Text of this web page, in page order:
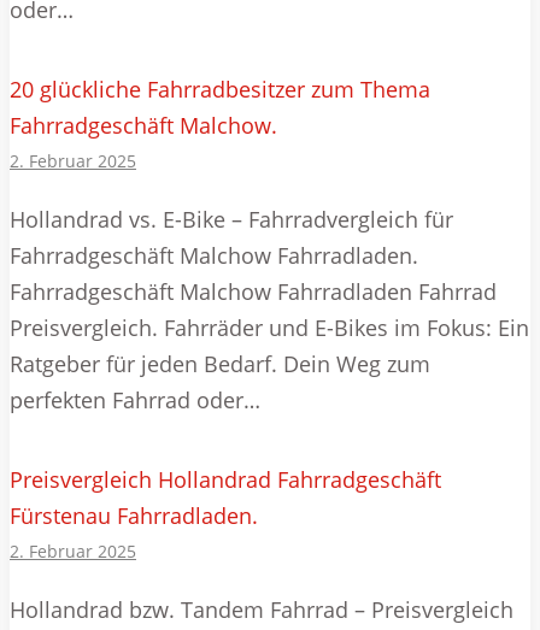
oder…
20 glückliche Fahrradbesitzer zum Thema
Fahrradgeschäft Malchow.
2. Februar 2025
Hollandrad vs. E-Bike – Fahrradvergleich für
Fahrradgeschäft Malchow Fahrradladen.
Fahrradgeschäft Malchow Fahrradladen Fahrrad
Preisvergleich. Fahrräder und E-Bikes im Fokus: Ein
Ratgeber für jeden Bedarf. Dein Weg zum
perfekten Fahrrad oder…
Preisvergleich Hollandrad Fahrradgeschäft
Fürstenau Fahrradladen.
2. Februar 2025
Hollandrad bzw. Tandem Fahrrad – Preisvergleich